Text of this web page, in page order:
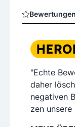
Bewertungen
"Echte
daher
negativen
zen